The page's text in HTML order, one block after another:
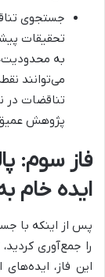
جستجوی
تحقیقات
به
می‌توانند
تناقضات در
پژوهش
فاز سوم:
ایده خام
پس از اینکه با
را جمع‌آوری
این فاز،